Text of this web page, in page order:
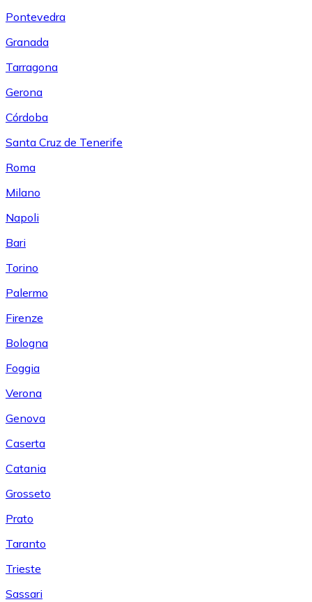
Pontevedra
Granada
Tarragona
Gerona
Córdoba
Santa Cruz de Tenerife
Roma
Milano
Napoli
Bari
Torino
Palermo
Firenze
Bologna
Foggia
Verona
Genova
Caserta
Catania
Grosseto
Prato
Taranto
Trieste
Sassari